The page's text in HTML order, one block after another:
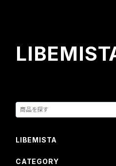
LIBEMISTA
CATEGORY